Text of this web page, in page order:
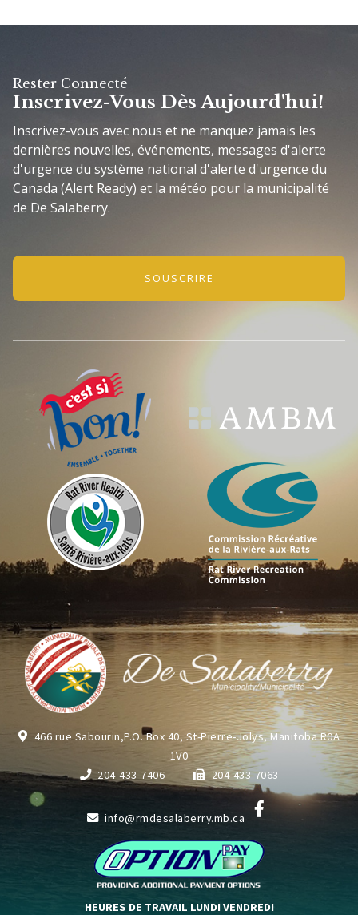
Rester Connecté
Inscrivez-Vous Dès Aujourd'hui!
Inscrivez-vous avec nous et ne manquez jamais les
dernières nouvelles, événements, messages d'alerte
d'urgence du système national d'alerte d'urgence du
Canada (Alert Ready) et la météo pour la municipalité
de De Salaberry.
SOUSCRIRE
466 rue Sabourin,P.O. Box 40, St-Pierre-Jolys, Manitoba R0A
1V0
204-433-7406
204-433-7063
info@rmdesalaberry.mb.ca
HEURES DE TRAVAIL LUNDI VENDREDI